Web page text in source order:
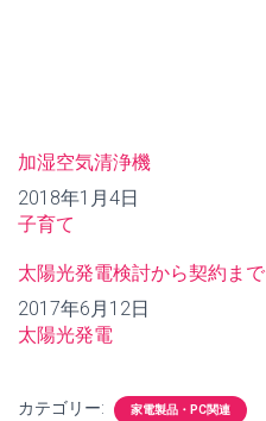
加湿空気清浄機
日付
2018年1月4日
関連理由
子育て
太陽光発電検討から契約まで
日付
2017年6月12日
関連理由
太陽光発電
カテゴリー: 家電製品・PC関連